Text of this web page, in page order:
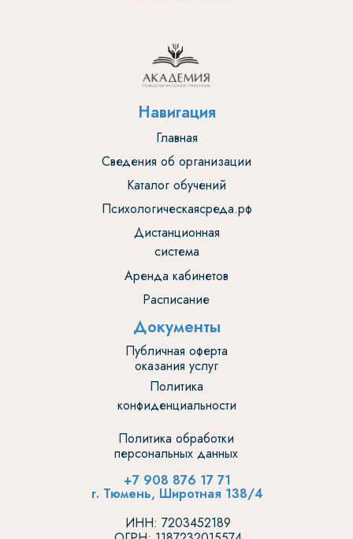
Публичная оферта
оказания услуг
Политика
конфиденциальности
Политика обработки
персональных данных
Документы
Расписание
Аренда кабинетов
Дистанционная
система
Психологическаясреда.рф
Каталог обучений
Сведения об организации
Главная
Навигация
ИНН: 7203452189
+7 908 876 17 71
г. Тюмень, Широтная 138/4